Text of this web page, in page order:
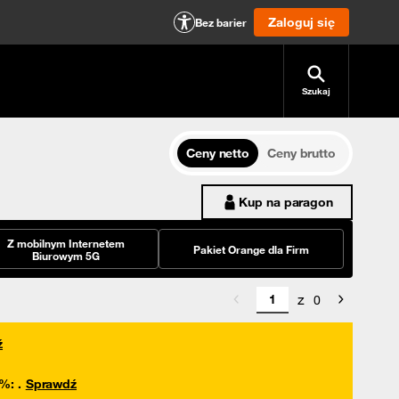
Bez barier Zaloguj się
Szukaj
Ceny netto
Ceny brutto
Kup na paragon
Z mobilnym Internetem
Biurowym 5G
Pakiet Orange dla Firm
z 0
: . Sprawdź